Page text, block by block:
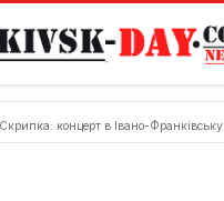
концерт в Івано-Франківську